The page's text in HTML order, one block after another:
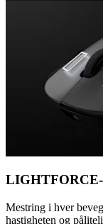
Mestring i hver
hastigheten og